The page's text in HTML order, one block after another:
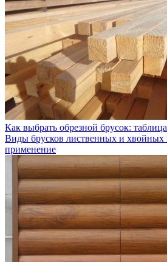
Как выбрать обрезной брусок:
Виды брусков лиственных и хвойных
применение